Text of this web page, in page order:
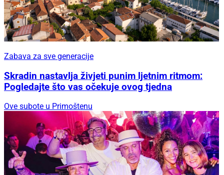
Zabava za sve generacije
Skradin nastavlja živjeti punim ljetnim ritmom:
Pogledajte što vas očekuje ovog tjedna
Ove subote u Primoštenu